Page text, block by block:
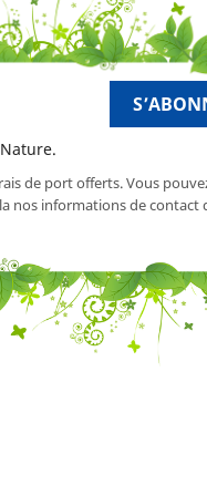
de port offerts. Vous
nos informations de contact